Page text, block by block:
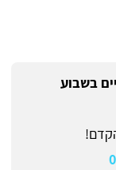
בשבוע